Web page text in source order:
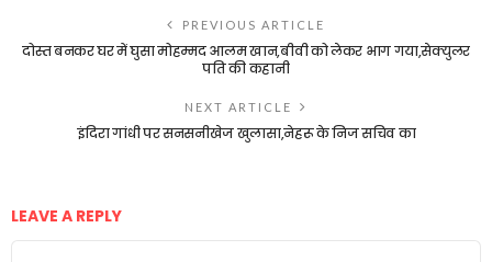
PREVIOUS ARTICLE
दोस्त बनकर घर में घुसा मोहम्मद आलम खान,बीवी को लेकर भाग गया,सेक्युलर
पति की कहानी
NEXT ARTICLE
इंदिरा गांधी पर सनसनीखेज खुलासा,नेहरू के निज सचिव का
LEAVE A REPLY